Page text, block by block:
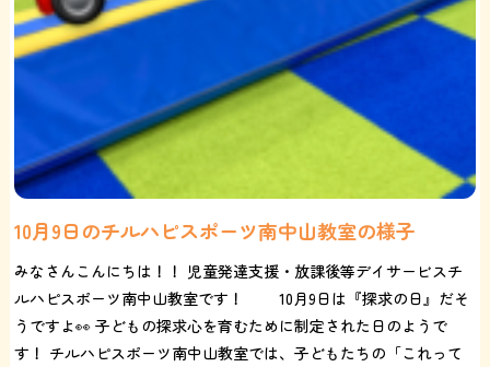
10月9日のチルハピスポーツ南中山教室の様子
みなさんこんにちは！！ 児童発達支援・放課後等デイサービスチ
ルハピスポーツ南中山教室です！ 10月9日は『探求の日』だそ
うですよ👀 子どもの探求心を育むために制定された日のようで
す！ チルハピスポーツ南中山教室では、子どもたちの「これって